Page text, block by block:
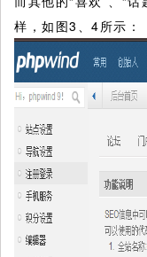
样，如图3、4所示：